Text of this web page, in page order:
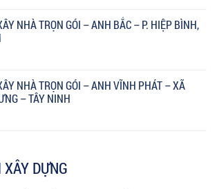
NHÀ TRỌN GÓI – ANH BẮC – P. HIỆP BÌNH,
NHÀ TRỌN GÓI – ANH VĨNH PHÁT – XÃ
– TÂY NINH
DỰNG